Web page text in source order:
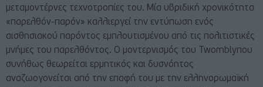
μεταμοντέρνες τεχνοτροπίες του. Μία υβριδική χρονικότητα
«παρελθόν-παρόν» καλλιεργεί την εντύπωση ενός
αισθησιακού παρόντος εμπλουτισμένου από τις πολιτιστικές
μνήμες του παρελθόντος. Ο μοντερνισμός του Twomblyπου
συνήθως θεωρείται ερμητικός και δυσνόητος
αναζωογονείται από την επαφή του με την ελληνορωμαϊκή